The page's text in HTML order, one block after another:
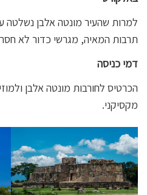
למרות שהעיר מונטה אלבן נשלטה
תרבות המאיה, מגרשי כדור לא
דמי כניסה
מקסיקני.